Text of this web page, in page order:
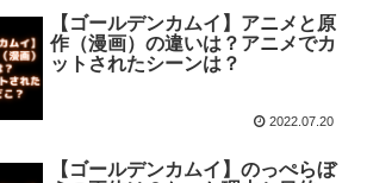
【ゴールデンカムイ】アニメと原
作（漫画）の違いは？アニメでカ
ットされたシーンは？
2022.07.20
【ゴールデンカムイ】のっぺらぼ